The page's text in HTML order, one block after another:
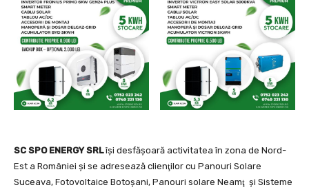
SC SPO ENERGY SRLîși desfășoară activitatea în zona de Nord-
Est a României și se adresează clienţilor cu Panouri Solare
Suceava, Fotovoltaice Botoşani, Panouri solare Neamţ şi Sisteme